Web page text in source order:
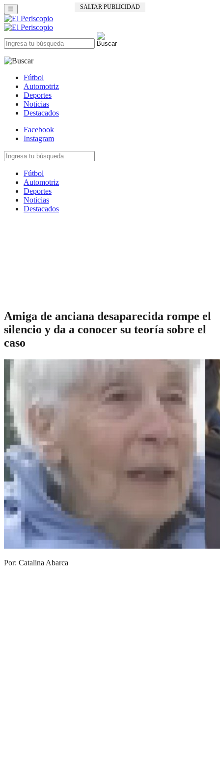
SALTAR PUBLICIDAD
☰
Fútbol
Automotriz
Deportes
Noticias
Destacados
Facebook
Instagram
Fútbol
Automotriz
Deportes
Noticias
Destacados
Amiga de anciana desaparecida rompe el
silencio y da a conocer su teoría sobre el
caso
Por: Catalina Abarca